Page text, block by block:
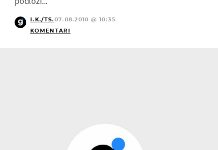
I.K./TS.07.08.2010 @ 10:35
KOMENTARI